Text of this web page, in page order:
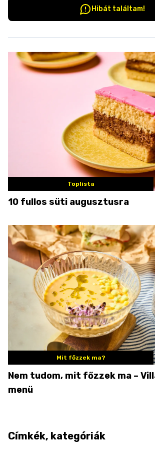
Hibát találtam!
Toplista
10 fullos süti augusztusra
Mit főzzek ma?
Nem tudom, mit főzzek ma –
menü
Címkék, kategóriák